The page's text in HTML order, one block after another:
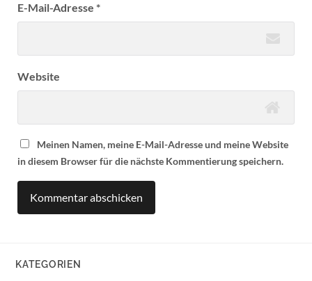
E-Mail-Adresse *
Website
Meinen Namen, meine E-Mail-Adresse und meine Website
in diesem Browser für die nächste Kommentierung speichern.
KATEGORIEN